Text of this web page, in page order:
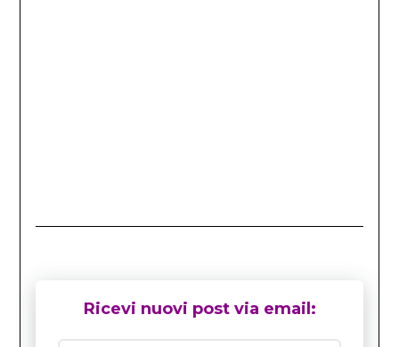
Ricevi nuovi post via email: